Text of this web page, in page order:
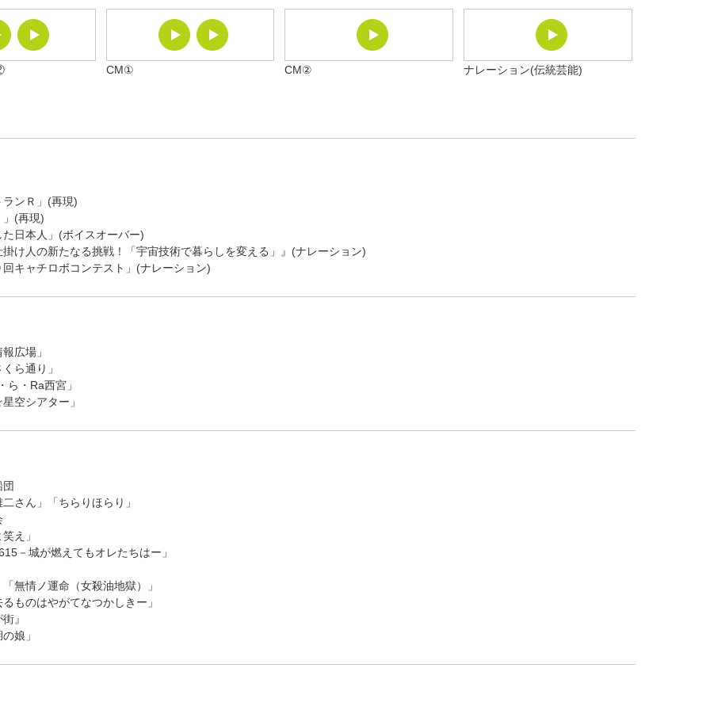
CM① CM② ナレーション(伝統芸能)
ンＲ」(再現)
」(再現)
日本人」(ボイスオーバー)
け人の新たなる挑戦！「宇宙技術で暮らしを変える」』(ナレーション)
キャチロボコンテスト」(ナレーション)
広場」
ら通り」
ら・Ra西宮」
空シアター」
さん」「ちらりほらり」
え」
－城が燃えてもオレたちはー」
無情ノ運命（女殺油地獄）」
ものはやがてなつかしきー」
』
娘」